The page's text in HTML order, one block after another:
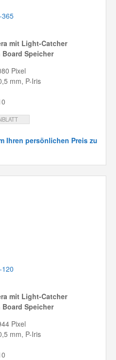
365
mit Light-Catcher
Speicher
Pixel
mm, P-Iris
Ihren persönlichen Preis zu
120
mit Light-Catcher
Speicher
Pixel
mm, P-Iris